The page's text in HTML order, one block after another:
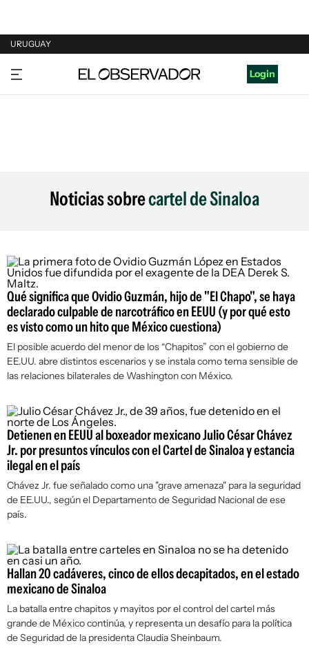
URUGUAY
URUGUAY
ARGENTINA
Login
Noticias sobrecartel de Sinaloa
Qué significa que Ovidio Guzmán, hijo de "El Chapo", se haya
declarado culpable de narcotráfico en EEUU (y por qué esto
es visto como un hito que México cuestiona)
El posible acuerdo del menor de los “Chapitos” con el gobierno de
EE.UU. abre distintos escenarios y se instala como tema sensible de
las relaciones bilaterales de Washington con México.
Detienen en EEUU al boxeador mexicano Julio César Chávez
Jr. por presuntos vínculos con el Cartel de Sinaloa y estancia
ilegal en el país
Chávez Jr. fue señalado como una "grave amenaza" para la seguridad
de EE.UU., según el Departamento de Seguridad Nacional de ese
país.
Hallan 20 cadáveres, cinco de ellos decapitados, en el estado
mexicano de Sinaloa
La batalla entre chapitos y mayitos por el control del cartel más
grande de México continúa, y representa un desafío para la política
de Seguridad de la presidenta Claudia Sheinbaum.